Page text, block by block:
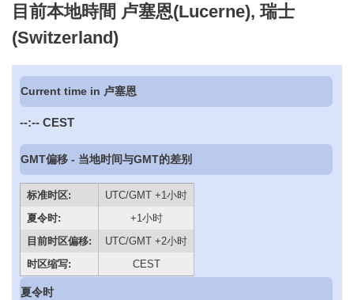
目前本地時間 卢塞恩(Lucerne), 瑞士
(Switzerland)
Current time in 卢塞恩
--:-- CEST
GMT偏移 - 当地时间与GMT的差别
标准时区:
UTC/GMT +1小时
夏令时:
+1小时
目前时区偏移:
UTC/GMT +2小时
时区缩写:
CEST
夏令时